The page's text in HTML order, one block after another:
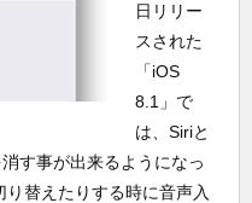
日リリー
スされた
「iOS
8.1」で
は、Siriと
す事が出来るようになっ
替えたりする時に音声入